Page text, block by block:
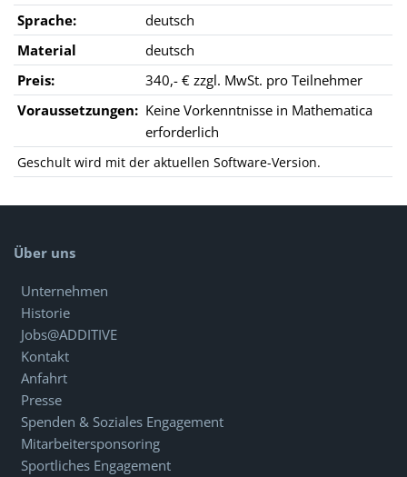
Sprache:
deutsch
Material
deutsch
Preis:
340,- € zzgl. MwSt. pro Teilnehmer
Voraussetzungen: Keine Vorkenntnisse in Mathematica
erforderlich
Geschult wird mit der aktuellen Software-Version.
Über uns
Unternehmen
Historie
Jobs@ADDITIVE
Kontakt
Anfahrt
Presse
Spenden & Soziales Engagement
Mitarbeitersponsoring
Sportliches Engagement